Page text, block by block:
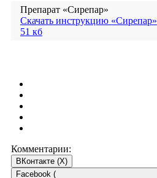
Препарат «Сирепар»
Скачать инструкцию «Сирепар»
51 кб
Комментарии:
ВКонтакте (X)
Facebook (